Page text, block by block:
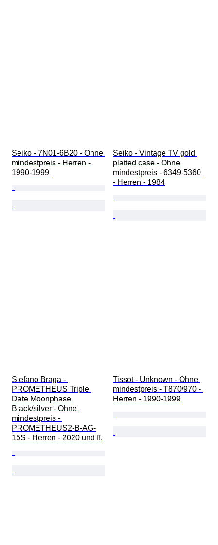
Seiko - 7N01-6B20 - Ohne
mindestpreis - Herren -
1990-1999
Seiko - Vintage TV gold
platted case - Ohne
mindestpreis - 6349-5360
- Herren - 1984
Stefano Braga -
PROMETHEUS Triple
Date Moonphase
Black/silver - Ohne
mindestpreis -
PROMETHEUS2-B-AG-
15S - Herren - 2020 und ff.
Tissot - Unknown - Ohne
mindestpreis - T870/970 -
Herren - 1990-1999